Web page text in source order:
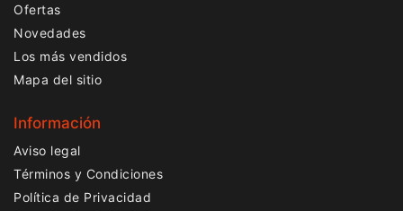
Ofertas
Novedades
Los más vendidos
Mapa del sitio
Información
Aviso legal
Términos y Condiciones
Política de Privacidad